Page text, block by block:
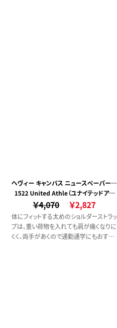
ヘヴィー キャンバス ニュースペーパーバ
ッグ
1522 United Athle（ユナイテッドアス
￥4,070 ￥2,827
体にフィットする太めのショルダーストラッ
プは、重い荷物を入れても肩が痛くなりに
くく、両手があくので通勤通学にもおすす